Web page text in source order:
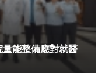
能整備應對就醫